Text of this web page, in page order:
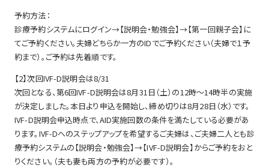
予約方法：
診療予約システムにログイン→【説明会・勉強会】→【第一回親子会】に
てご予約ください。夫婦どちらか一方のIDでご予約ください（夫婦で１予
約まで）。ご予約は先着順です。
【2】次回IVF-D説明会は8/31
次回となる、第6回IVF-D説明会は8月31日（土）の12時～14時半の実施
が決定しました。本日より申込を開始し、締め切りは8月28日（水）です。
IVF-D説明会申込時点で、AID実施回数の条件を満たしている必要があ
ります。IVF-Dへのステップアップを希望するご夫婦は、ご夫婦二人とも診
療予約システムの【説明会・勉強会】→【IVF-D説明会】からご予約をおと
りください。（夫も妻も両方の予約が必要です）。